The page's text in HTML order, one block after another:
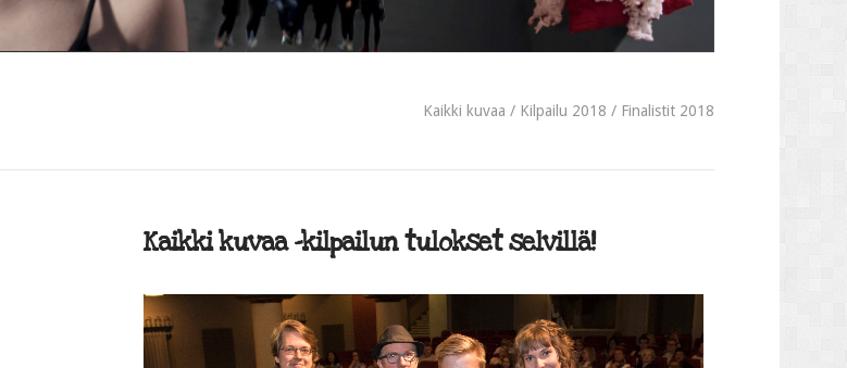
Kaikki kuvaa Kilpailu 2018 Finalistit 2018
Kaikki kuvaa -kilpailun tulokset selvillä!